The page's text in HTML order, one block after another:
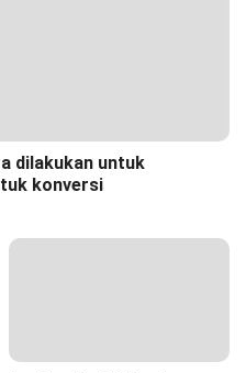
dilakukan untuk
konversi